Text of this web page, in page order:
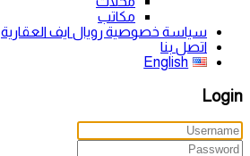
مكاتب
سياسة خصوصية رويال ايف العقارية
اتصل بنا
English
Login